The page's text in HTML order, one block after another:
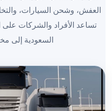
العفش، وشحن السيارات،
تساعد الأفراد والشركات
السعودية إلى